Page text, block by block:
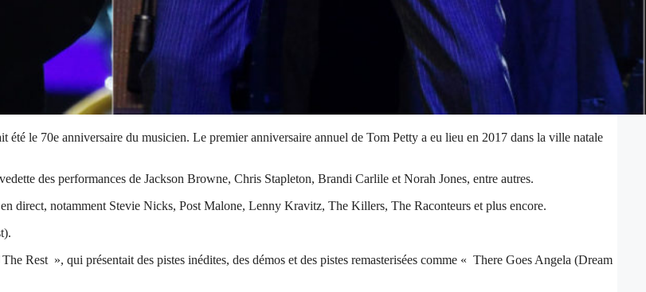
le 70e anniversaire du musicien. Le premier anniversaire annuel de Tom Petty a eu lieu en 2017 dans la ville natale
des performances de Jackson Browne, Chris Stapleton, Brandi Carlile et Norah Jones, entre autres.
direct, notamment Stevie Nicks, Post Malone, Lenny Kravitz, The Killers, The Raconteurs et plus encore.
Rest », qui présentait des pistes inédites, des démos et des pistes remasterisées comme « There Goes Angela (Dream